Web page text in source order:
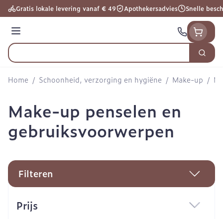
Ga naar de inhoud
Gratis lokale levering vanaf € 49 Apothekersadvies Snelle
Menu
Product, merk, categorie...
Zoek
Home / Schoonheid, verzorging en hygiëne / Make-up /
Make-up penselen en
gebruiksvoorwerpen
Filteren
Prijs